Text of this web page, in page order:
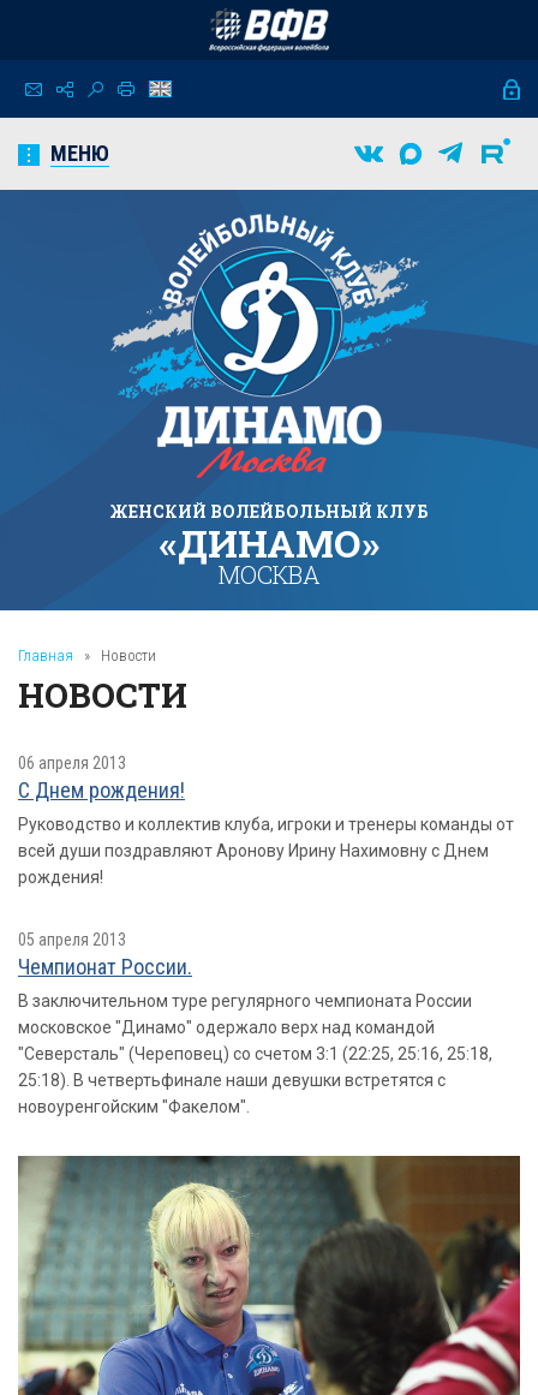
МЕНЮ
ЖЕНСКИЙ ВОЛЕЙБОЛЬНЫЙ КЛУБ
«ДИНАМО»
МОСКВА
Главная » Новости
НОВОСТИ
06 апреля 2013
С Днем рождения!
Руководство и коллектив клуба, игроки и тренеры команды от
всей души поздравляют Аронову Ирину Нахимовну с Днем
рождения!
05 апреля 2013
Чемпионат России.
В заключительном туре регулярного чемпионата России
московское "Динамо" одержало верх над командой
"Северсталь" (Череповец) со счетом 3:1 (22:25, 25:16, 25:18,
25:18). В четвертьфинале наши девушки встретятся с
новоуренгойским "Факелом".